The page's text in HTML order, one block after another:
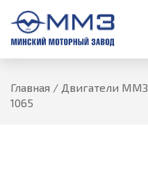
Главная / Двигатели ММЗ
1065